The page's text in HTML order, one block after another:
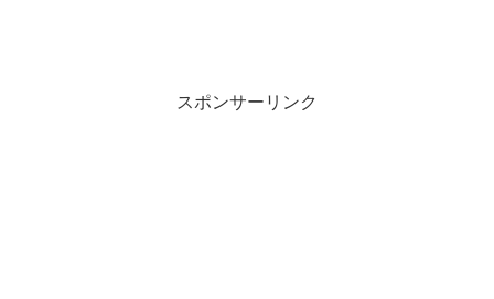
スポンサーリンク